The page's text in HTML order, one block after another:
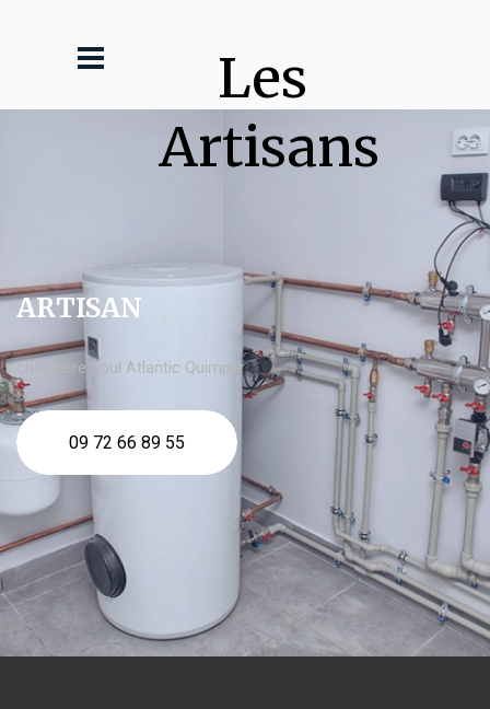
Les
Artisans
ARTISAN
chaudière fioul Atlantic Quimper
09 72 66 89 55